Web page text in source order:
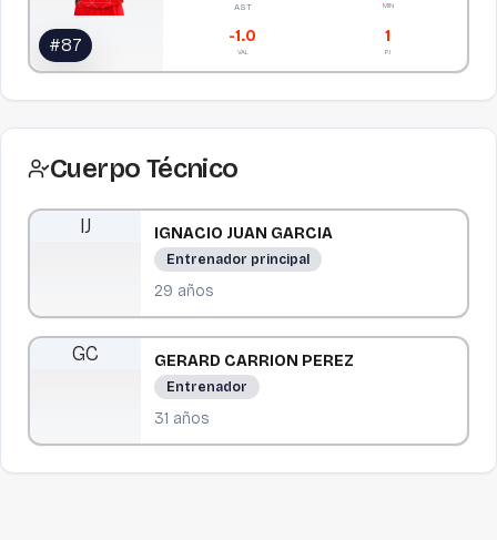
#87
AST MIN
-1.0
VAL
1
PJ
Cuerpo Técnico
IJ IGNACIO JUAN GARCIA
Entrenador principal
29 años
GC GERARD CARRION PEREZ
Entrenador
31 años